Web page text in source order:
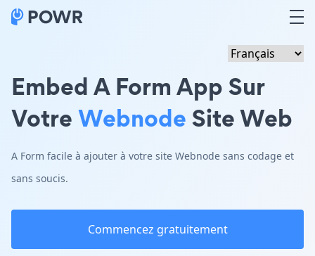
Embed A Form App Sur
VotreWebnodeSite Web
A Form facile à ajouter à votre site Webnode sans codage et
sans soucis.
Commencez gratuitement